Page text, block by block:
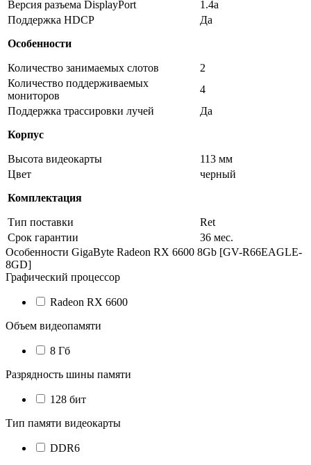
Версия разъема DisplayPort
1.4a
Поддержка HDCP
Да
Особенности
Количество занимаемых слотов
2
Количество поддерживаемых
мониторов
4
Поддержка трассировки лучей
Да
Корпус
Высота видеокарты
113 мм
Цвет
черный
Комплектация
Тип поставки
Ret
Срок гарантии
36 мес.
Особенности GigaByte Radeon RX 6600 8Gb [GV-R66EAGLE-
8GD]
Графический процессор
Radeon RX 6600
Объем видеопамяти
8 Гб
Разрядность шины памяти
128 бит
Тип памяти видеокарты
DDR6